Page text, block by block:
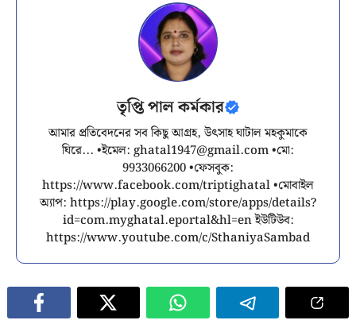
তৃপ্তি পাল কর্মকার
আমার প্রতিবেদনের সব কিছু আগ্রহ, উৎসাহ ঘাটাল মহকুমাকে
ঘিরে... •ইমেল: ghatal1947@gmail.com•মো:
9933066200 •ফেসবুক:
https://www.facebook.com/triptighatal •মোবাইল
অ্যাপ: https://play.google.com/store/apps/details?
id=com.myghatal.eportal&hl=en ইউটিউব:
https://www.youtube.com/c/SthaniyaSambad